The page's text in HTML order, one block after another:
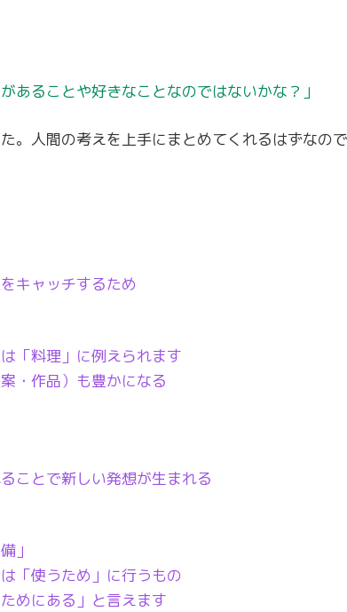
あることや好きなことなのではないかな？」
。人間の考えを上手にまとめてくれるはずなので
キャッチするため
「料理」に例えられます
・作品）も豊かになる
ことで新しい発想が生まれる
」
「使うため」に行うもの
めにある」と言えます